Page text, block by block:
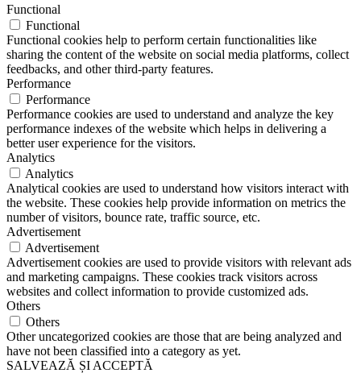
Functional
Functional
Functional cookies help to perform certain functionalities like
sharing the content of the website on social media platforms, collect
feedbacks, and other third-party features.
Performance
Performance
Performance cookies are used to understand and analyze the key
performance indexes of the website which helps in delivering a
better user experience for the visitors.
Analytics
Analytics
Analytical cookies are used to understand how visitors interact with
the website. These cookies help provide information on metrics the
number of visitors, bounce rate, traffic source, etc.
Advertisement
Advertisement
Advertisement cookies are used to provide visitors with relevant ads
and marketing campaigns. These cookies track visitors across
websites and collect information to provide customized ads.
Others
Others
Other uncategorized cookies are those that are being analyzed and
have not been classified into a category as yet.
SALVEAZĂ ȘI ACCEPTĂ